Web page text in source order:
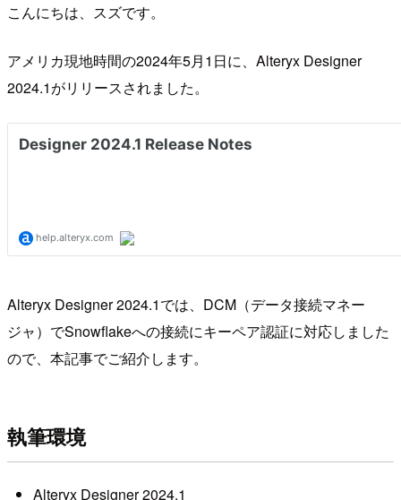
こんにちは、スズです。
アメリカ現地時間の2024年5月1日に、Alteryx Designer
2024.1がリリースされました。
Alteryx Designer 2024.1では、DCM（データ接続マネー
ジャ）でSnowflakeへの接続にキーペア認証に対応しました
ので、本記事でご紹介します。
執筆環境
Alteryx Designer 2024.1